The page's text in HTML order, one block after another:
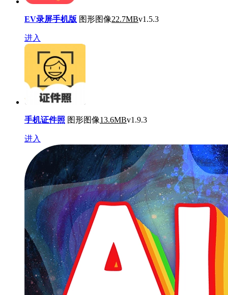
EV录屏手机版 图形图像22.7MBv1.5.3
进入
手机证件照 图形图像13.6MBv1.9.3
进入